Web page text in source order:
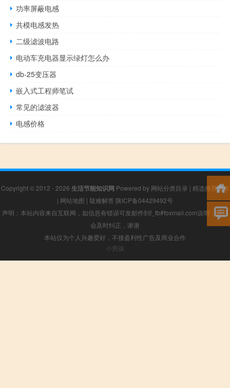
功率屏蔽电感
共模电感发热
二级滤波电路
电动车充电器显示绿灯怎么办
db-25变压器
嵌入式工程师笔试
常见的滤波器
电感价格
Copyright © 2012 - 2026 生活节能知识网 Powered by 网站分类目录 | 精选推荐文章
| 网站地图 | 疑难解答 陕ICP备04429492号
声明：本站内容来自互联网，如信息有错误可发邮件到f_fb#foxmail.com说明，我们
会及时纠正，谢谢
本站仅为个人兴趣爱好，不接盈利性广告及商业合作
小男孩